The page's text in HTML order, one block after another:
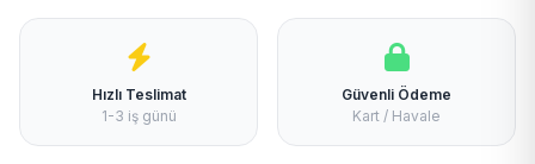
Hızlı Teslimat
1-3 iş günü
Güvenli Ödeme
Kart / Havale